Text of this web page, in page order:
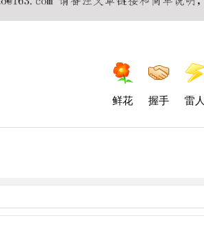
鲜花 握手 雷